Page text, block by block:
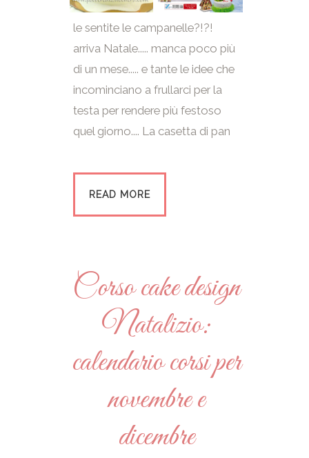
le sentite le campanelle?!?!
arriva Natale..... manca poco più
di un mese..... e tante le idee che
incominciano a frullarci per la
testa per rendere più festoso
quel giorno.... La casetta di pan
READ MORE
Corso cake design
Natalizio:
calendario corsi per
novembre e
dicembre